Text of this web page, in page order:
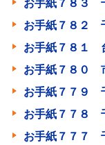
お手紙７８３
お手紙７８２
お手紙７８１
お手紙７８０
お手紙７７９
お手紙７７８
お手紙７７７